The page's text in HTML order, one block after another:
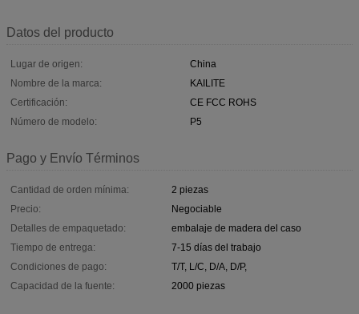
Datos del producto
Lugar de origen:
China
Nombre de la marca:
KAILITE
Certificación:
CE FCC ROHS
Número de modelo:
P5
Pago y Envío Términos
Cantidad de orden mínima:
2 piezas
Precio:
Negociable
Detalles de empaquetado:
embalaje de madera del caso
Tiempo de entrega:
7-15 días del trabajo
Condiciones de pago:
T/T, L/C, D/A, D/P,
Capacidad de la fuente:
2000 piezas